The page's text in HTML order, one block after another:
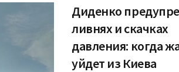
Диденко
ливнях и скачках
давления: когда
уйдет из Киева